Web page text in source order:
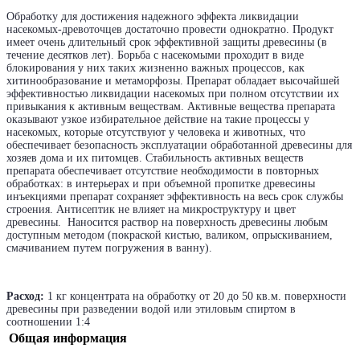
Обработку для достижения надежного эффекта ликвидации
насекомых-древоточцев достаточно провести однократно. Продукт
имеет очень длительный срок эффективной защиты древесины (в
течение десятков лет). Борьба с насекомыми проходит в виде
блокирования у них таких жизненно важных процессов, как
хитинообразование и метаморфозы. Препарат обладает высочайшей
эффективностью ликвидации насекомых при полном отсутствии их
привыкания к активным веществам. Активные вещества препарата
оказывают узкое избирательное действие на такие процессы у
насекомых, которые отсутствуют у человека и животных, что
обеспечивает безопасность эксплуатации обработанной древесины для
хозяев дома и их питомцев. Стабильность активных веществ
препарата обеспечивает отсутствие необходимости в повторных
обработках: в интерьерах и при объемной пропитке древесины
инъекциями препарат сохраняет эффективность на весь срок службы
строения. Антисептик не влияет на микроструктуру и цвет
древесины. Наносится раствор на поверхность древесины любым
доступным методом (покраской кистью, валиком, опрыскиванием,
смачиванием путем погружения в ванну).
Расход: 1 кг концентрата на обработку от 20 до 50 кв.м. поверхности
древесины при разведении водой или этиловым спиртом в
соотношении 1:4
Общая информация